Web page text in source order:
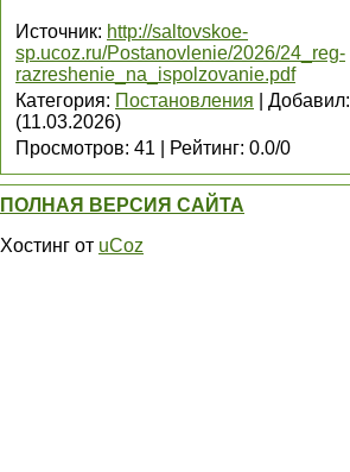
Источник: http://saltovskoe-
sp.ucoz.ru/Postanovlenie/2026/24_reg-
razreshenie_na_ispolzovanie.pdf
Категория: Постановления Добавил:
(11.03.2026)
Просмотров: 41 Рейтинг: 0.0/0
ПОЛНАЯ ВЕРСИЯ САЙТА
Хостинг от uCoz